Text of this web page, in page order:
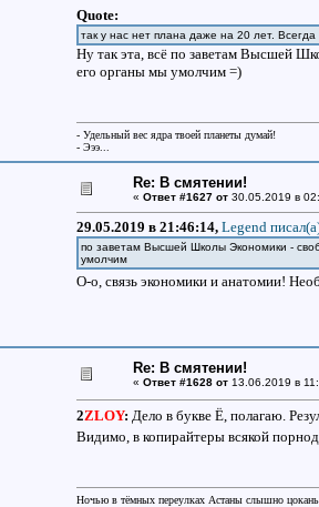
Quote:
так у нас нет плана даже на 20 лет. Всегда
Ну так эта, всё по заветам Высшей
его органы мы умолчим =)
- Удельный вес ядра твоей планеты думай!
- Эээ...
Re: В смятении!
« Ответ #1627 от30.05.2019 в
29.05.2019 в 21:46:14, Legend
по заветам Высшей Школы Экономики -
умолчим
О-о, связь экономики и анатомии!
Re: В смятении!
« Ответ #1628 от13.06.2019 в
2ZLOY: Дело в букве Ё, полагаю.
Видимо, в копирайтеры всякой
Ночью в тёмных переулках Астаны слышно